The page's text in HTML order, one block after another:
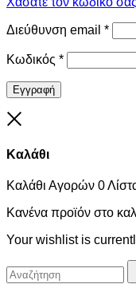
Διεύθυνση email *
Κωδικός *
Εγγραφή
Καλάθι
Καλάθι Αγορών 0
Κανένα προϊόν στο
Your wishlist is
Αναζήτησα
για: